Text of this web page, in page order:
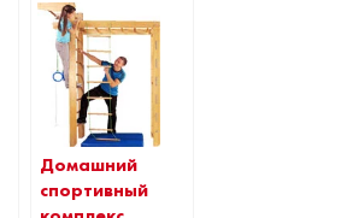
Домашний
спортивный